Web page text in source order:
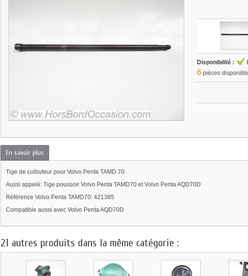
Disponibilité :
6 pièces
En savoir plus
Tige de culbuteur pour Volvo Penta TAMD 70
Aussi appelé: Tige poussoir Volvo Penta TAMD70 et Volvo Penta AQD70D
Référence Volvo Penta TAMD70: 421385
Compatible aussi avec Volvo Penta AQD70D
21 autres produits dans la même catégorie :